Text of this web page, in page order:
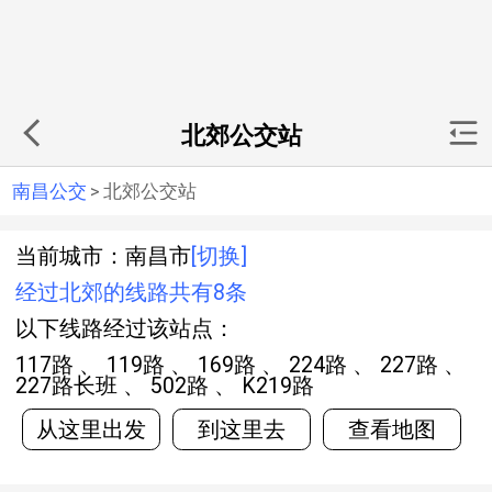
北郊公交站
南昌公交 > 北郊公交站
当前城市：南昌市 [切换]
经过北郊的线路共有8条
以下线路经过该站点：
117路 、 119路 、 169路 、 224路 、 227路 、
227路长班 、 502路 、 K219路
从这里出发
到这里去 查看地图